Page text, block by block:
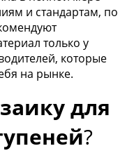
и стандартам, по
только у
которые
на рынке.
для
?